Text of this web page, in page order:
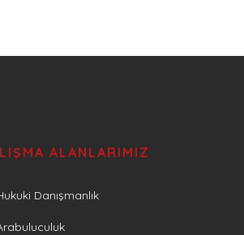
ALANLARIMIZ
Danışmanlık